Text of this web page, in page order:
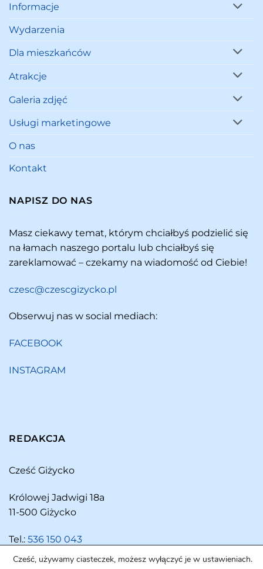
Informacje
Wydarzenia
Dla mieszkańców
Atrakcje
Galeria zdjęć
Usługi marketingowe
O nas
Kontakt
NAPISZ DO NAS
Masz ciekawy temat, którym chciałbyś podzielić się
na łamach naszego portalu lub chciałbyś się
zareklamować – czekamy na wiadomość od Ciebie!
czesc@czescgizycko.pl
Obserwuj nas w social mediach:
FACEBOOK
INSTAGRAM
REDAKCJA
Cześć Giżycko
Królowej Jadwigi 18a
11-500 Giżycko
Tel.: 536 150 043
Cześć, używamy ciasteczek, możesz wyłączyć je w ustawieniach.